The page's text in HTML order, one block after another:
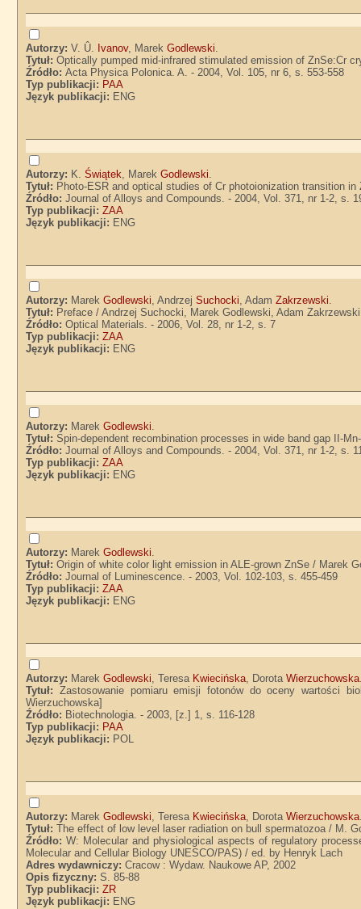
Autorzy:V. Û. Ivanov, MarekGodlewski.
Tytuł:Optically pumped mid-infrared stimulated emission of ZnSe:Cr
Źródło:Acta Physica Polonica. A. - 2004, Vol. 105, nr 6, s. 553-558
Typ publikacji: PAA
Język publikacji: ENG
Autorzy: K.Świątek, MarekGodlewski.
Tytuł: Photo-ESR and optical studies of Cr photoionization transition
Źródło:Journal of Alloys and Compounds. - 2004, Vol. 371, nr 1-2, s.
Typ publikacji:ZAA
Język publikacji: ENG
Autorzy: MarekGodlewski, AndrzejSuchocki, AdamZakrzewski.
Tytuł: Preface / Andrzej Suchocki, Marek Godlewski, Adam Zakrzewski
Źródło:Optical Materials. - 2006, Vol. 28, nr 1-2, s. 7
Typ publikacji:ZAA
Język publikacji: ENG
Autorzy: MarekGodlewski.
Tytuł:Spin-dependent recombination processes in wide band gap II-
Źródło:Journal of Alloys and Compounds. - 2004, Vol. 371, nr 1-2, s.
Typ publikacji:ZAA
Język publikacji: ENG
Autorzy: MarekGodlewski.
Tytuł:Origin of white color light emission in ALE-grown ZnSe / Marek
Źródło:Journal of Luminescence. - 2003, Vol. 102-103, s. 455-459
Typ publikacji:ZAA
Język publikacji: ENG
Autorzy: MarekGodlewski, Teresa Kwiecińska, DorotaWierzuchowska
Tytuł: Zastosowanie pomiaru emisji fotonów do oceny wartości
Wierzuchowska]
Źródło: Biotechnologia. - 2003, [z.] 1, s. 116-128
Typ publikacji: PAA
Język publikacji: POL
Autorzy: MarekGodlewski, Teresa Kwiecińska, DorotaWierzuchowska
Tytuł:The effect of low level laser radiation on bull spermatozoa / M.
Źródło:W: Molecular and physiological aspects of regulatory
Molecular and Cellular Biology UNESCO/PAS) / ed. by Henryk Lach
Adres wydawniczy:Cracow : Wydaw. Naukowe AP, 2002
Opis fizyczny:S. 85-88
Typ publikacji:ZR
Język publikacji: ENG